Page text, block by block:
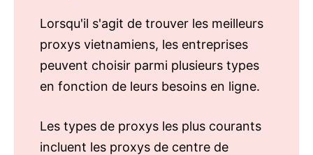
Lorsqu'il s'agit de trouver les meilleurs
proxys vietnamiens, les entreprises
peuvent choisir parmi plusieurs types
en fonction de leurs besoins en ligne.
Les types de proxys les plus courants
incluent les proxys de centre de